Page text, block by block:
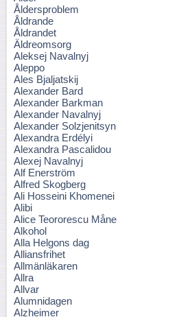
Åldersproblem
Åldrande
Åldrandet
Äldreomsorg
Aleksej Navalnyj
Aleppo
Ales Bjaljatskij
Alexander Bard
Alexander Barkman
Alexander Navalnyj
Alexander Solzjenitsyn
Alexandra Erdélyi
Alexandra Pascalidou
Alexej Navalnyj
Alf Enerström
Alfred Skogberg
Ali Hosseini Khomenei
Alibi
Alice Teororescu Måne
Alkohol
Alla Helgons dag
Alliansfrihet
Allmänläkaren
Allra
Allvar
Alumnidagen
Alzheimer